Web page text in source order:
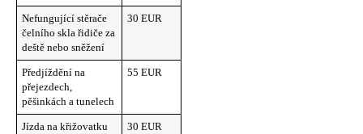
Nefungující stěrače
čelního skla řidiče za
deště nebo sněžení
30 EUR
Předjíždění na
přejezdech,
pěšinkách a tunelech
55 EUR
Jízda na křižovatku
30 EUR